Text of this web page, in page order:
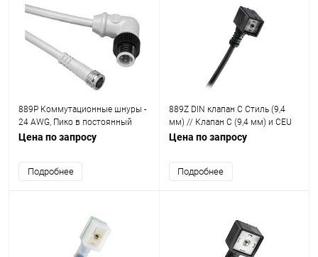
889Р Коммутационные шнуры -
24 AWG, Пико в постоянный
Micro, ПВХ
Цена по запросу
Подробнее
889Z DIN клапан C Стиль (9,4
мм) // Клапан C (9,4 мм) и CEU
Стиль (8 мм)
Цена по запросу
Подробнее